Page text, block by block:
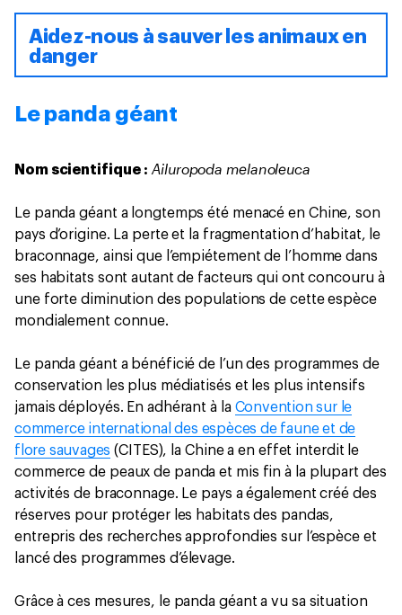
Aidez-nous à sauver les animaux en
danger
Le panda géant
Nom scientifique :Ailuropoda melanoleuca
Le panda géant a longtemps été menacé en Chine, son
pays d’origine. La perte et la fragmentation d’habitat, le
braconnage, ainsi que l’empiétement de l’homme dans
ses habitats sont autant de facteurs qui ont concouru à
une forte diminution des populations de cette espèce
mondialement connue.
Le panda géant a bénéficié de l’un des programmes de
conservation les plus médiatisés et les plus intensifs
jamais déployés. En adhérant à la Convention sur le
commerce international des espèces de faune et de
flore sauvages (CITES), la Chine a en effet interdit le
commerce de peaux de panda et mis fin à la plupart des
activités de braconnage. Le pays a également créé des
réserves pour protéger les habitats des pandas,
entrepris des recherches approfondies sur l’espèce et
lancé des programmes d’élevage.
Grâce à ces mesures, le panda géant a vu sa situation